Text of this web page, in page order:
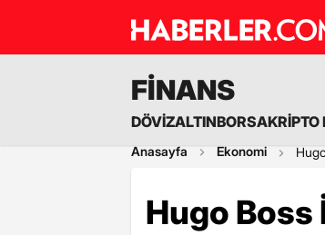
FİNANS
DÖVİZALTINBORSAKRİPTO
Anasayfa Ekonomi
Hugo